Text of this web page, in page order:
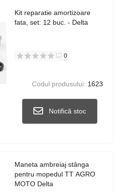
Kit reparatie amortizoare
fata, set: 12 buc. - Delta
0
Codul produsului: 1623
Notifică stoc
Maneta ambreiaj stânga
pentru mopedul TT AGRO
MOTO Delta